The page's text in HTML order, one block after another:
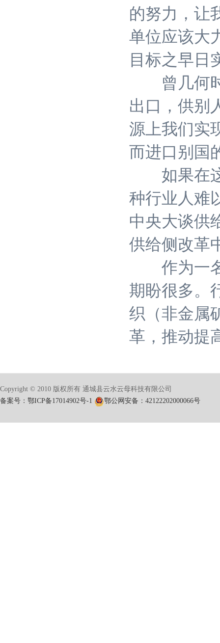
的努力，让
单位应该大
目标之早日
曾几何时
出口，供别
源上我们实
而进口别国
如果在这
种行业人难
中央大谈供
供给侧改革
作为一名
期盼很多。
织（非金属
革，推动提
Copyright © 2010 版权所有 通城县云水云母科技有限公司
备案号：鄂ICP备17014902号-1
鄂公网安备：42122202000066号